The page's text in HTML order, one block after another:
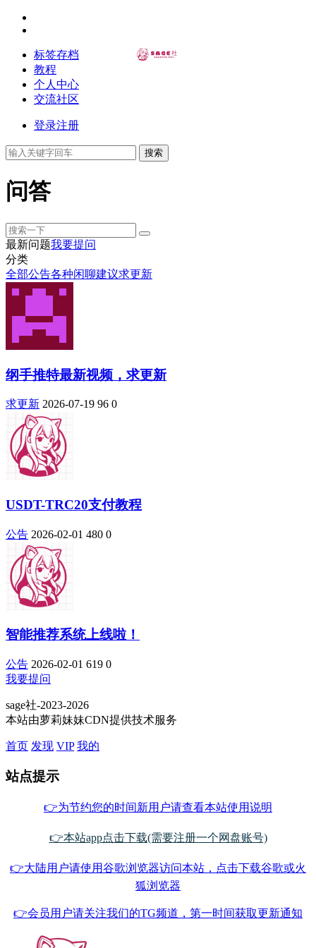
标签存档
教程
个人中心
交流社区
登录注册
搜索
问答
最新问题我要提问
分类
全部公告各种闲聊建议求更新
纲手推特最新视频，求更新
求更新 2026-07-19 96 0
USDT-TRC20支付教程
公告 2026-02-01 480 0
智能推荐系统上线啦！
公告 2026-02-01 619 0
我要提问
sage社-2023-2026
本站由萝莉妹妹CDN提供技术服务
首页 发现 VIP 我的
站点提示
👉为节约您的时间新用户请查看本站使用说明
👉本站app点击下载(需要注册一个网盘账号)
👉大陆用户请使用谷歌浏览器访问本站，点击下载谷歌或火
狐浏览器
👉会员用户请关注我们的TG频道，第一时间获取更新通知